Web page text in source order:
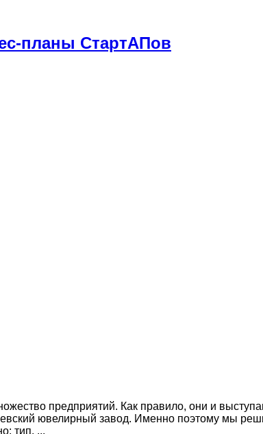
планы СтартАПов
предприятий. Как правило, они и
ювелирный завод. Именно поэтому мы
тип, ...